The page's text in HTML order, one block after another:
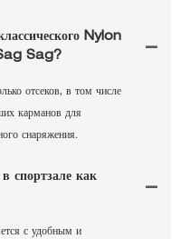
Nylon
Sag?
отсеков, в том числе
карманов для
снаряжения.
спортзале как
с удобным и